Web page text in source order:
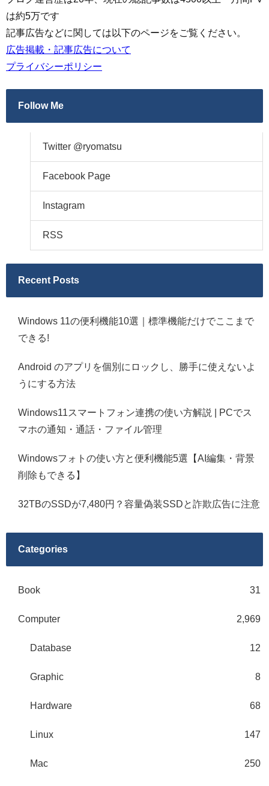
は約5万です
記事広告などに関しては以下のページをご覧ください。
広告掲載・記事広告について
プライバシーポリシー
Follow Me
Twitter @ryomatsu
Facebook Page
Instagram
RSS
Recent Posts
Windows 11の便利機能10選｜標準機能だけでここまで
できる!
Android のアプリを個別にロックし、勝手に使えないよ
うにする方法
Windows11スマートフォン連携の使い方解説 | PCでス
マホの通知・通話・ファイル管理
Windowsフォトの使い方と便利機能5選【AI編集・背景
削除もできる】
32TBのSSDが7,480円？容量偽装SSDと詐欺広告に注意
Categories
Book 31
Computer 2,969
Database 12
Graphic 8
Hardware 68
Linux 147
Mac 250